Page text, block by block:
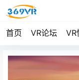
首页 VR论坛 VR